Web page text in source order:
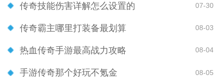
传奇技能伤害详解怎么设置的 07-30
传奇霸主哪里打装备最划算 08-03
热血传奇手游最高战力攻略 08-04
手游传奇那个好玩不氪金 08-05